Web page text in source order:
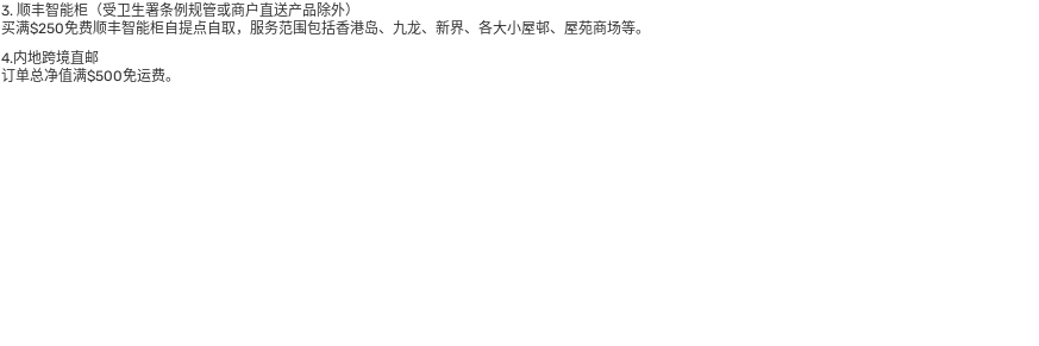
3. 顺丰智能柜（受卫生署条例规管或商户直送产品除外）
买满$250免费顺丰智能柜自提点自取，服务范围包括香港岛、九龙、新界、各大小屋邨、屋苑商场等。
4.内地跨境直邮
订单总净值满$500免运费。